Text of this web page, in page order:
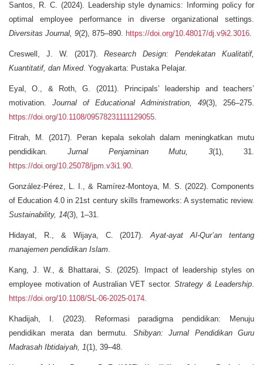
Santos, R. C. (2024). Leadership style dynamics: Informing policy for
optimal employee performance in diverse organizational settings.
Diversitas Journal, 9(2), 875–890. https://doi.org/10.48017/dj.v9i2.3016.
Creswell, J. W. (2017).Research Design: Pendekatan Kualitatif,
Kuantitatif, dan Mixed. Yogyakarta: Pustaka Pelajar.
Eyal, O., & Roth, G. (2011). Principals’ leadership and teachers’
motivation. Journal of Educational Administration, 49(3), 256–275.
https://doi.org/10.1108/09578231111129055.
Fitrah, M. (2017). Peran kepala sekolah dalam meningkatkan mutu
pendidikan.Jurnal Penjaminan Mutu, 3(1), 31.
https://doi.org/10.25078/jpm.v3i1.90.
González-Pérez, L. I., & Ramírez-Montoya, M. S. (2022). Components
of Education 4.0 in 21st century skills frameworks: A systematic review.
Sustainability, 14(3), 1–31.
Hidayat, R., & Wijaya, C. (2017).Ayat-ayat Al-Qur’an tentang
manajemen pendidikan Islam.
Kang, J. W., & Bhattarai, S. (2025). Impact of leadership styles on
employee motivation of Australian VET sector. Strategy & Leadership.
https://doi.org/10.1108/SL-06-2025-0174.
Khadijah, I. (2023). Reformasi paradigma pendidikan: Menuju
pendidikan merata dan bermutu. Shibyan: Jurnal Pendidikan Guru
Madrasah Ibtidaiyah, 1(1), 39–48.